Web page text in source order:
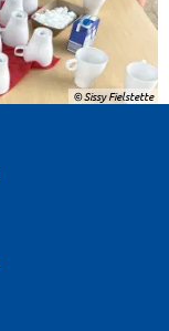
© Sissy Fielstette